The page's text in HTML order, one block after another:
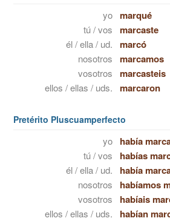
yo marqué
tú / vos marcaste
él / ella / ud. marcó
nosotros marcamos
vosotros marcasteis
ellos / ellas / uds. marcaron
Pretérito Pluscuamperfecto
yo había
tú / vos habías
él / ella / ud. había
nosotros habíamos
vosotros habíais
ellos / ellas / uds. habían